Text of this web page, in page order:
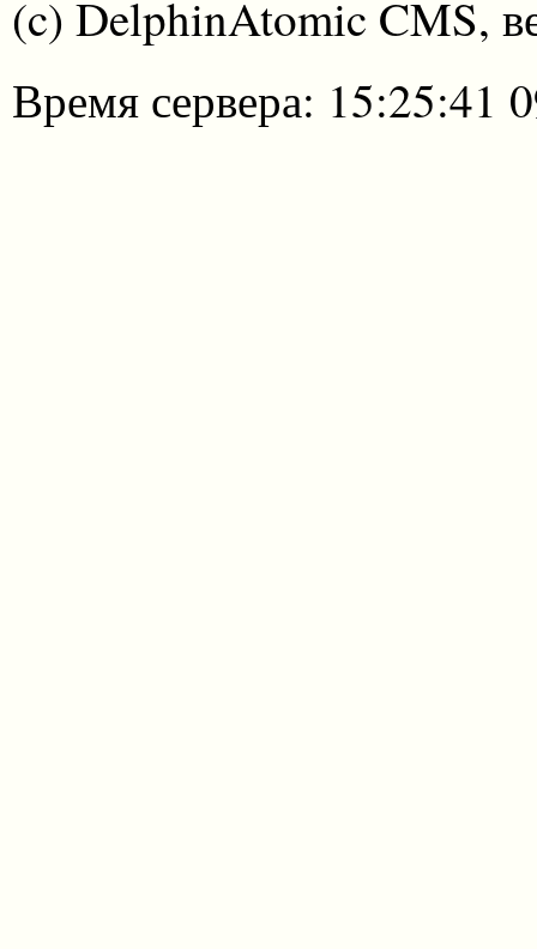
(c) DelphinAtomic CMS,
Время сервера: 15:25:41